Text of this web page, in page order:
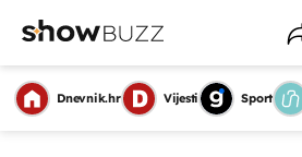
Dnevnik.hr Vijesti Sport